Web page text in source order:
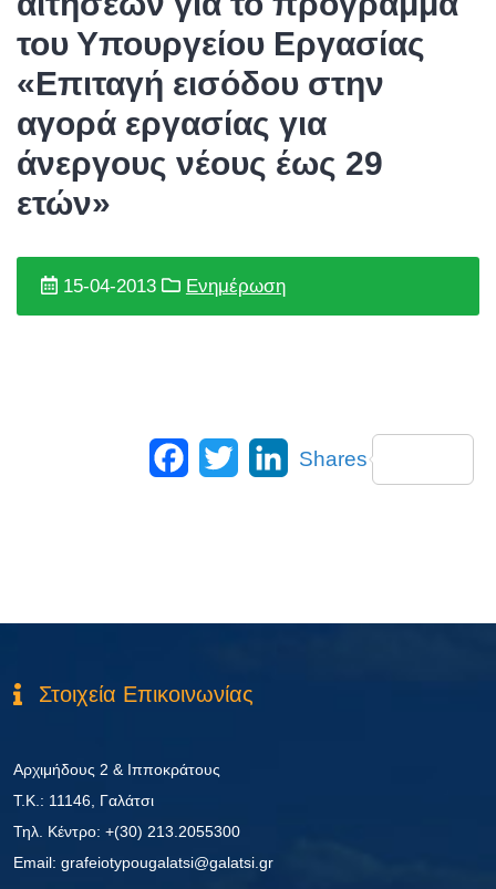
του Υπουργείου Εργασίας
«Επιταγή εισόδου στην
αγορά εργασίας για
άνεργους νέους έως 29
ετών»
15-04-2013 Ενημέρωση
Facebook
Twitter LinkedIn
Shares
Στοιχεία Επικοινωνίας
Αρχιμήδους 2 & Ιπποκράτους
Τ.Κ.: 11146, Γαλάτσι
Τηλ. Κέντρο: +(30) 213.2055300
Εmail: grafeiotypougalatsi@galatsi.gr